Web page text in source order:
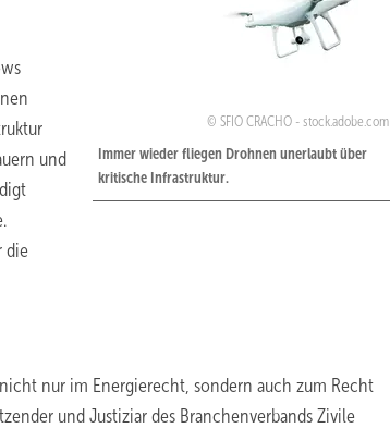
SFIO CRACHO - stock.adobe.com
Immer wieder fliegen Drohnen unerlaubt über
kritische Infrastruktur.
und
die
nur im Energierecht, sondern auch zum Recht
und Justiziar des Branchenverbands Zivile